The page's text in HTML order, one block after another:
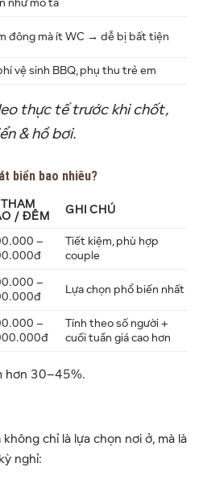
như mô tả
đông mà ít WC → dễ bị bất tiện
vệ sinh BBQ, phụ thu trẻ em
thực tế trước khi chốt,
& hồ bơi.
biển bao nhiêu?
/ ĐÊM
GHI CHÚ
–
Tiết kiệm, phù hợp
couple
–
Lựa chọn phổ biến nhất
–
Tính theo số người +
cuối tuần giá cao hơn
hơn 30–45%.
không chỉ là lựa chọn nơi ở, mà là
nghỉ: